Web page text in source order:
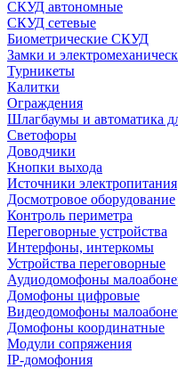
СКУД автономные
СКУД сетевые
Биометрические СКУД
Замки и
Турникеты
Калитки
Ограждения
Шлагбаумы и автоматика
Светофоры
Доводчики
Кнопки выхода
Источники электропитания
Досмотровое оборудование
Контроль периметра
Переговорные устройства
Интерфоны, интеркомы
Устройства переговорные
Аудиодомофоны
Домофоны цифровые
Видеодомофоны
Домофоны координатные
Модули сопряжения
IP-домофония